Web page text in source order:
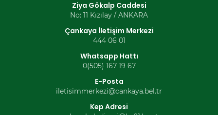
Ziya Gökalp Caddesi
No: 11 Kızılay / ANKARA
Çankaya İletişim Merkezi
444 06 01
Whatsapp Hattı
0(505) 167 19 67
E-Posta
iletisimmerkezi@cankaya.bel.tr
Kep Adresi